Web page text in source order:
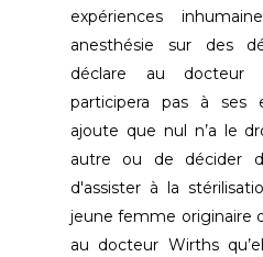
expériences
anesthésie sur des
déclare au docteur
participera pas à ses
ajoute que nul n’a le
autre ou de décider
d'assister à la
jeune femme originaire
au docteur Wirths